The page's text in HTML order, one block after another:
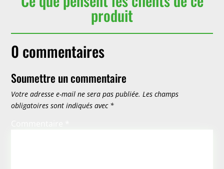
produit
0 commentaires
Soumettre un commentaire
Votre adresse e-mail ne sera pas publiée. Les champs
obligatoires sont indiqués avec *